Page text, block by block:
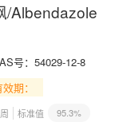
/Albendazole
号： 54029-12-8
期：
标准值 95.3%